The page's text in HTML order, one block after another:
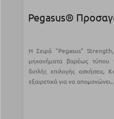
Pegasus®
Η Σειρά "Pegasus"
μηχανήματα βαρέως τύπου
διπλής επιλογής ασκήσεις.
εξαιρετικά για να απομονώνει...